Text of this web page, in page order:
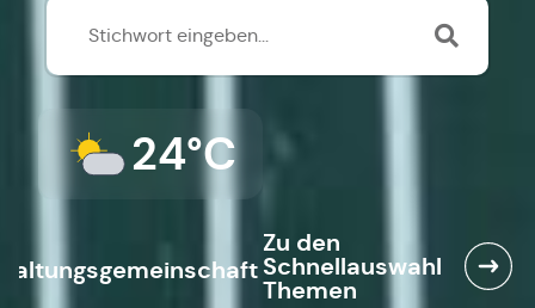
24°C
Zu den
Schnellauswahl
Themen